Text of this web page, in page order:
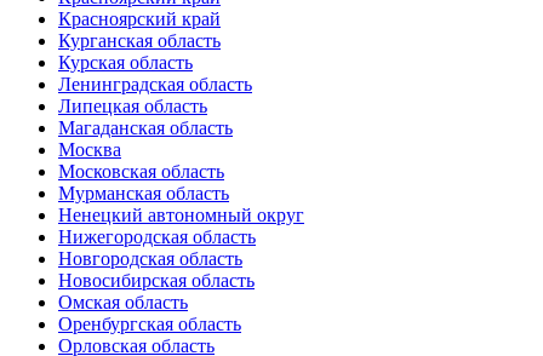
Красноярский край
Курганская область
Курская область
Ленинградская область
Липецкая область
Магаданская область
Москва
Московская область
Мурманская область
Ненецкий автономный округ
Нижегородская область
Новгородская область
Новосибирская область
Омская область
Оренбургская область
Орловская область